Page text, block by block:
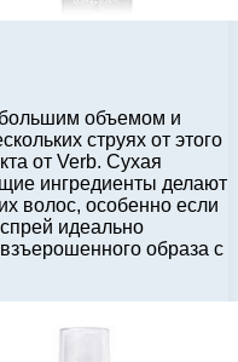
объемом и
струях от этого
от Verb. Сухая
ингредиенты делают
волос, особенно если
идеально
образа с